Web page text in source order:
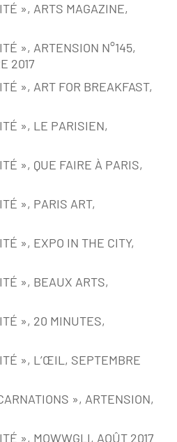
», ARTS MAGAZINE,
», ARTENSION N°145,
2017
», ART FOR BREAKFAST,
», LE PARISIEN,
», QUE FAIRE À PARIS,
», PARIS ART,
», EXPO IN THE CITY,
», BEAUX ARTS,
», 20 MINUTES,
», L’ŒIL, SEPTEMBRE
», ARTENSION,
», MOWWGLI, AOÛT 2017